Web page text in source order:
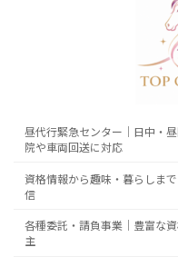
昼代行緊急センター｜日中・
院や車両回送に対応
資格情報から趣味・暮らしま
信
各種委託・請負事業｜豊富な
主